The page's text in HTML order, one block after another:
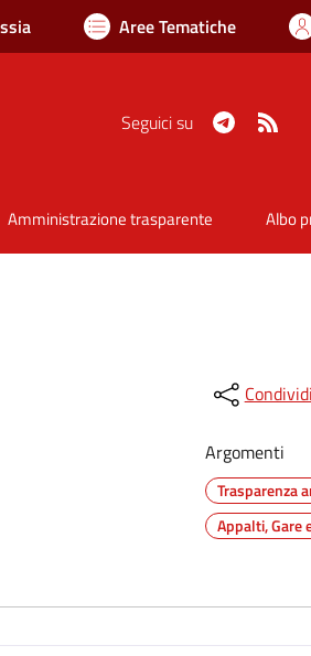
Aree Tematiche
Seguici su Telegram
Amministrazione trasparente Albo
Condividi
Argomenti
Trasparenza
Appalti, Gare